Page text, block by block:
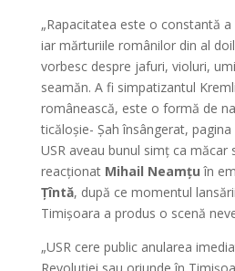
„Rapacitatea este o constantă
iar mărturiile românilor din al
vorbesc despre jafuri, violuri,
seamăn. A fi simpatizantul
românească, este o formă de
ticăloșie- Șah însângerat,
USR aveau bunul simț ca măcar
reacționat Mihail Neamțu în
Țîntă, după ce momentul
Timișoara a produs o scenă
„USR cere public anularea